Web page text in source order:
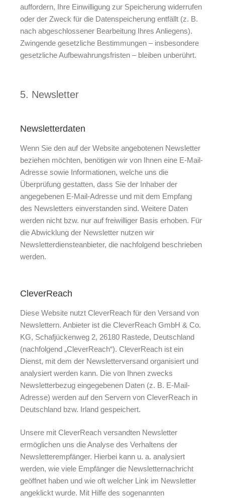
auffordern, Ihre Einwilligung zur Speicherung widerrufen
oder der Zweck für die Datenspeicherung entfällt (z. B.
nach abgeschlossener Bearbeitung Ihres Anliegens).
Zwingende gesetzliche Bestimmungen – insbesondere
gesetzliche Aufbewahrungsfristen – bleiben unberührt.
5. Newsletter
Newsletter­daten
Wenn Sie den auf der Website angebotenen Newsletter
beziehen möchten, benötigen wir von Ihnen eine E-Mail-
Adresse sowie Informationen, welche uns die
Überprüfung gestatten, dass Sie der Inhaber der
angegebenen E-Mail-Adresse und mit dem Empfang
des Newsletters einverstanden sind. Weitere Daten
werden nicht bzw. nur auf freiwilliger Basis erhoben. Für
die Abwicklung der Newsletter nutzen wir
Newsletterdiensteanbieter, die nachfolgend beschrieben
werden.
CleverReach
Diese Website nutzt CleverReach für den Versand von
Newslettern. Anbieter ist die CleverReach GmbH & Co.
KG, Schafjückenweg 2, 26180 Rastede, Deutschland
(nachfolgend „CleverReach“). CleverReach ist ein
Dienst, mit dem der Newsletterversand organisiert und
analysiert werden kann. Die von Ihnen zwecks
Newsletterbezug eingegebenen Daten (z. B. E-Mail-
Adresse) werden auf den Servern von CleverReach in
Deutschland bzw. Irland gespeichert.
Unsere mit CleverReach versandten Newsletter
ermöglichen uns die Analyse des Verhaltens der
Newsletterempfänger. Hierbei kann u. a. analysiert
werden, wie viele Empfänger die Newsletternachricht
geöffnet haben und wie oft welcher Link im Newsletter
angeklickt wurde. Mit Hilfe des sogenannten